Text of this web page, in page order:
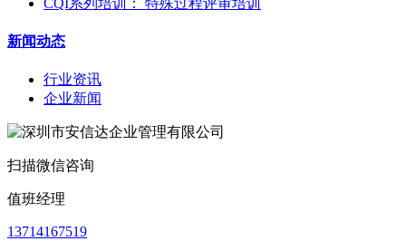
新闻动态
行业资讯
企业新闻
扫描微信咨询
值班经理
13714167519